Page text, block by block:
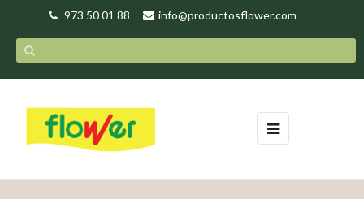
973 50 01 88 info@productosflower.com
Navegación
de
☰